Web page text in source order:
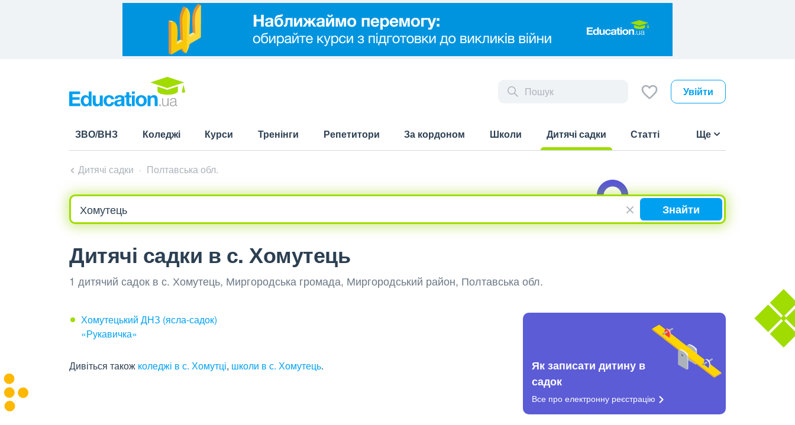
Увійти
ЗВО/ВНЗ Коледжі Курси Тренінги Репетитори За кордоном Школи
Дитячі садки
Статті Ще
Дитячі садки Полтавська обл.
Знайти
Дитячі садки в с. Хомутець
1 дитячий садок в с. Хомутець, Миргородська громада, Миргородський район, Полтавська обл.
Хомутецький ДНЗ (ясла-садок)
«Рукавичка»
Дивіться також коледжі в с. Хомутці, школи в с. Хомутець.
Як записати дитину в
садок
Все про електронну реєстрацію